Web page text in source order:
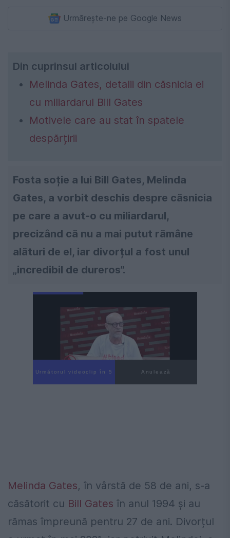
Urmărește-ne pe Google News
Din cuprinsul articolului
Melinda Gates, detalii din căsnicia ei
cu miliardarul Bill Gates
Motivele care au stat în spatele
despărțirii
Fosta soție a lui Bill Gates, Melinda
Gates, a vorbit deschis despre căsnicia
pe care a avut-o cu miliardarul,
precizând că nu a mai putut rămâne
alături de el, iar divorțul a fost unul
„incredibil de dureros”.
Următorul videoclip în 4 Anulează
Melinda Gates, în vârstă de 58 de ani, s-a
căsătorit cu Bill Gates în anul 1994 și au
rămas împreună pentru 27 de ani. Divorțul